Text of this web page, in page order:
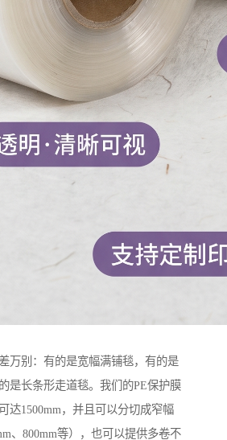
万别：有的是宽幅满铺毯，有的是
是长条形走道毯。我们的PE保护膜
达1500mm，并且可以分切成窄幅
、800mm等），也可以提供多卷不